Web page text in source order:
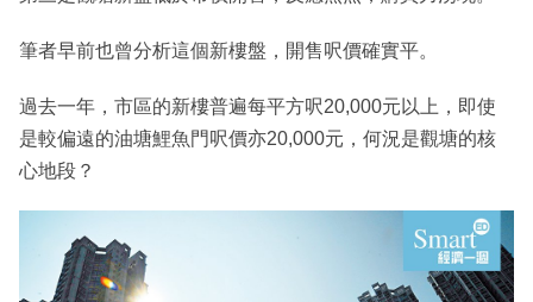
筆者早前也曾分析這個新樓盤，開售呎價確實平。
過去一年，市區的新樓普遍每平方呎20,000元以上，即使
是較偏遠的油塘鯉魚門呎價亦20,000元，何況是觀塘的核
心地段？